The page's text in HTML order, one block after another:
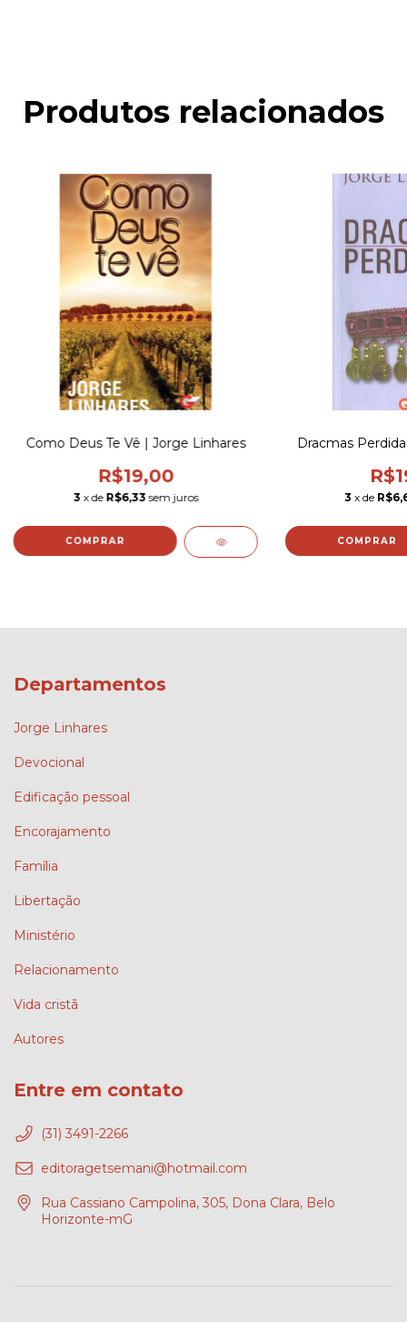
Produtos relacionados
Como Deus Te Vê | Jorge Linhares
R$19,00
3 x de R$6,33 sem juros
Dracmas
3 x de
Departamentos
Jorge Linhares
Devocional
Edificação pessoal
Encorajamento
Família
Libertação
Ministério
Relacionamento
Vida cristã
Autores
Entre em contato
(31) 3491-2266
editoragetsemani@hotmail.com
Rua Cassiano Campolina, 305, Dona Clara, Belo
Horizonte-mG